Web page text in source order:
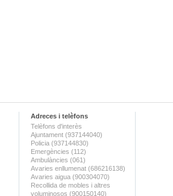
Adreces i telèfons
Telèfons d'interès
Ajuntament (937144040)
Policia (937144830)
Emergències (112)
Ambulàncies (061)
Avaries enllumenat (686216138)
Avaries aigua (900304070)
Recollida de mobles i altres
voluminosos (900150140)